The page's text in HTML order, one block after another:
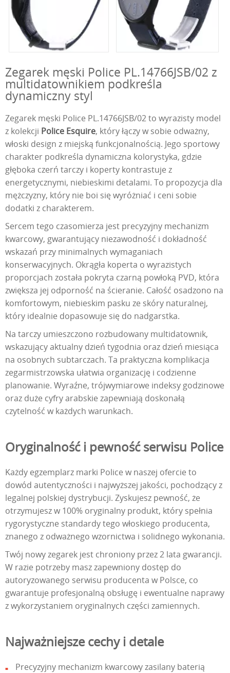
Zegarek męski Police PL.14766JSB/02 z
multidatownikiem podkreśla
dynamiczny styl
Zegarek męski Police PL.14766JSB/02 to wyrazisty model
z kolekcji Police Esquire, który łączy w sobie odważny,
włoski design z miejską funkcjonalnością. Jego sportowy
charakter podkreśla dynamiczna kolorystyka, gdzie
głęboka czerń tarczy i koperty kontrastuje z
energetycznymi, niebieskimi detalami. To propozycja dla
mężczyzny, który nie boi się wyróżniać i ceni sobie
dodatki z charakterem.
Sercem tego czasomierza jest precyzyjny mechanizm
kwarcowy, gwarantujący niezawodność i dokładność
wskazań przy minimalnych wymaganiach
konserwacyjnych. Okrągła koperta o wyrazistych
proporcjach została pokryta czarną powłoką PVD, która
zwiększa jej odporność na ścieranie. Całość osadzono na
komfortowym, niebieskim pasku ze skóry naturalnej,
który idealnie dopasowuje się do nadgarstka.
Na tarczy umieszczono rozbudowany multidatownik,
wskazujący aktualny dzień tygodnia oraz dzień miesiąca
na osobnych subtarczach. Ta praktyczna komplikacja
zegarmistrzowska ułatwia organizację i codzienne
planowanie. Wyraźne, trójwymiarowe indeksy godzinowe
oraz duże cyfry arabskie zapewniają doskonałą
czytelność w każdych warunkach.
Oryginalność i pewność serwisu Police
Każdy egzemplarz marki Police w naszej ofercie to
dowód autentyczności i najwyższej jakości, pochodzący z
legalnej polskiej dystrybucji. Zyskujesz pewność, że
otrzymujesz w 100% oryginalny produkt, który spełnia
rygorystyczne standardy tego włoskiego producenta,
znanego z odważnego wzornictwa i solidnego wykonania.
Twój nowy zegarek jest chroniony przez 2 lata gwarancji.
W razie potrzeby masz zapewniony dostęp do
autoryzowanego serwisu producenta w Polsce, co
gwarantuje profesjonalną obsługę i ewentualne naprawy
z wykorzystaniem oryginalnych części zamiennych.
Najważniejsze cechy i detale
Precyzyjny mechanizm kwarcowy zasilany baterią